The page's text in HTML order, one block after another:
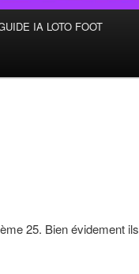
IA LOTO FOOT
25. Bien évidement ils